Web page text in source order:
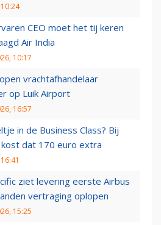
CEO moet het tij keren
Air India
10:17
vrachtafhandelaar
op Luik Airport
16:57
in de Business Class? Bij
kost dat 170 euro extra
ziet levering eerste Airbus
vertraging oplopen
15:25